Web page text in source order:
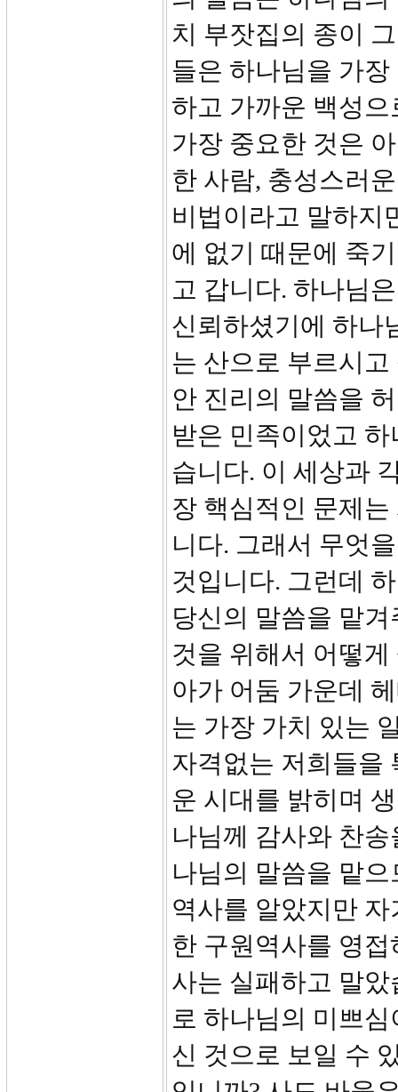
치 부잣집의 종이
들은 하나님을 가
하고 가까운 백성
가장 중요한 것은
한 사람, 충성스러
비법이라고 말하지
에 없기 때문에 죽
고 갑니다. 하나님
신뢰하셨기에 하나
는 산으로 부르시
안 진리의 말씀을
받은 민족이었고
습니다. 이 세상과
장 핵심적인 문제
니다. 그래서 무엇
것입니다. 그런데
당신의 말씀을 맡
것을 위해서 어떻
아가 어둠 가운데
는 가장 가치 있는
자격없는 저희들을
운 시대를 밝히며
나님께 감사와 찬
나님의 말씀을 맡
역사를 알았지만
한 구원역사를 영
사는 실패하고 말
로 하나님의 미쁘
신 것으로 보일 수